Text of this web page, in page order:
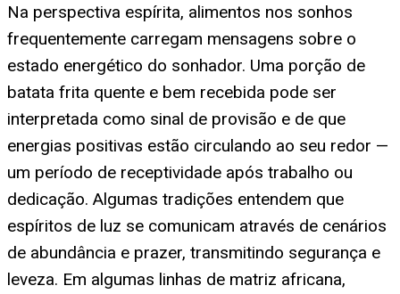
Na perspectiva espírita, alimentos nos sonhos
frequentemente carregam mensagens sobre o
estado energético do sonhador. Uma porção de
batata frita quente e bem recebida pode ser
interpretada como sinal de provisão e de que
energias positivas estão circulando ao seu redor —
um período de receptividade após trabalho ou
dedicação. Algumas tradições entendem que
espíritos de luz se comunicam através de cenários
de abundância e prazer, transmitindo segurança e
leveza. Em algumas linhas de matriz africana,